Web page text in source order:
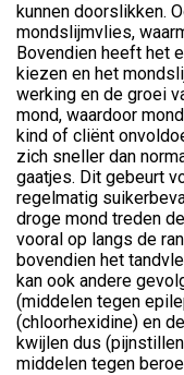
kunnen doorslikken.
mondslijmvlies,
Bovendien heeft het
kiezen en het
werking en de groei
mond, waardoor
kind of cliënt
zich sneller dan
gaatjes. Dit gebeurt
regelmatig
droge mond treden
vooral op langs de
bovendien het
kan ook andere
(middelen tegen
(chloorhexidine) en
kwijlen dus
middelen tegen